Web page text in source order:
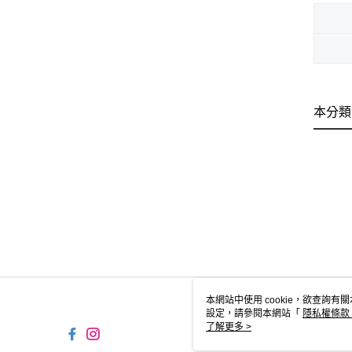
本分
本網站中使用 cookie，欲查詢有
設定，請參閱本網站「 隱私權條款
使用 cookie。
了解更多 >